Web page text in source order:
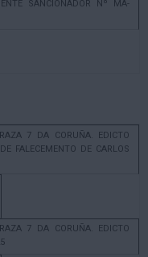
SANCIONADOR Nº MA-
7 DA CORUÑA. EDICTO
FALECEMENTO DE CARLOS
7 DA CORUÑA. EDICTO